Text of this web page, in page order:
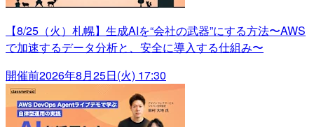
【8/25（火）札幌】生成AIを“会社の武器”にする方法〜AWS
で加速するデータ分析と、安全に導入する仕組み〜
開催前2026年8月25日(火) 17:30